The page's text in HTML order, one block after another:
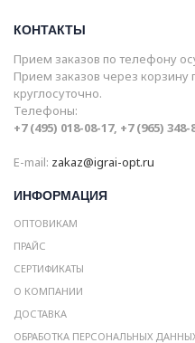
КОНТАКТЫ
Прием заказов по телефону
Прием заказов через корзину
круглосуточно.
Телефоны:
+7 (495) 018-08-17, +7 (965) 348-
E-mail: zakaz@igrai-opt.ru
ИНФОРМАЦИЯ
ОПТОВИКАМ
ПРАЙС
СЕРТИФИКАТЫ
О КОМПАНИИ
ДОСТАВКА
ОБРАБОТКА ПЕРСОНАЛЬНЫХ